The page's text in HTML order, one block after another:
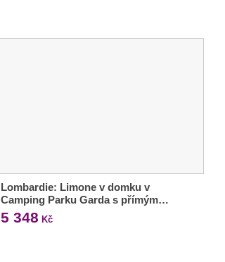
Lombardie: Limone v domku v
Camping Parku Garda s přímým…
5 348 Kč